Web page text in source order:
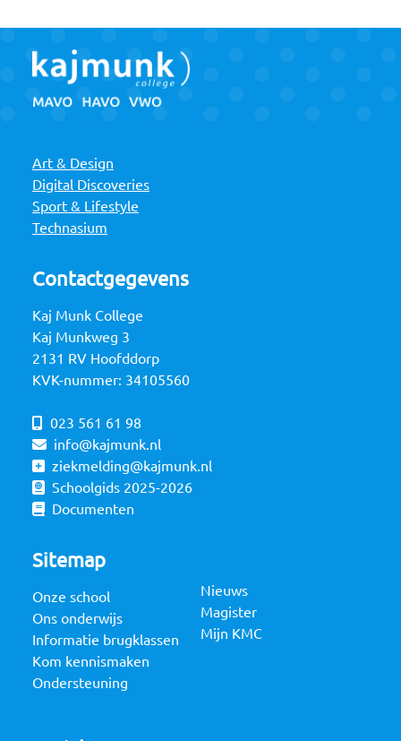
Art & Design
Digital Discoveries
Sport & Lifestyle
Technasium
Contactgegevens
Kaj Munk College
Kaj Munkweg 3
2131 RV Hoofddorp
KVK-nummer: 34105560
023 561 61 98
info@kajmunk.nl
ziekmelding@kajmunk.nl
Schoolgids 2025-2026
Documenten
Sitemap
Onze school
Ons onderwijs
Informatie brugklassen
Kom kennismaken
Ondersteuning
Nieuws
Magister
Mijn KMC